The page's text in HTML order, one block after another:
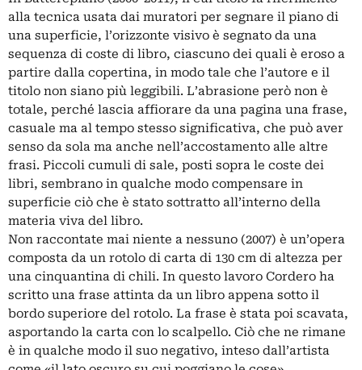
alla tecnica usata dai muratori per segnare il piano di
una superficie, l’orizzonte visivo è segnato da una
sequenza di coste di libro, ciascuno dei quali è eroso a
partire dalla copertina, in modo tale che l’autore e il
titolo non siano più leggibili. L’abrasione però non è
totale, perché lascia affiorare da una pagina una frase,
casuale ma al tempo stesso significativa, che può aver
senso da sola ma anche nell’accostamento alle altre
frasi. Piccoli cumuli di sale, posti sopra le coste dei
libri, sembrano in qualche modo compensare in
superficie ciò che è stato sottratto all’interno della
materia viva del libro.
Non raccontate mai niente a nessuno (2007) è un’opera
composta da un rotolo di carta di 130 cm di altezza per
una cinquantina di chili. In questo lavoro Cordero ha
scritto una frase attinta da un libro appena sotto il
bordo superiore del rotolo. La frase è stata poi scavata,
asportando la carta con lo scalpello. Ciò che ne rimane
è in qualche modo il suo negativo, inteso dall’artista